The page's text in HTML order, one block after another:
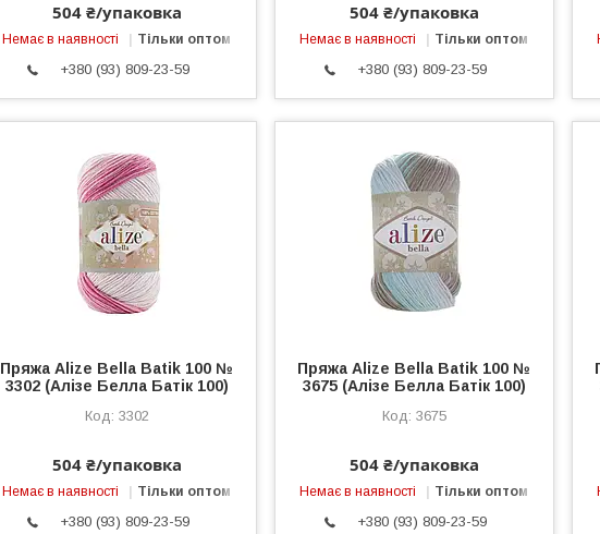
504 ₴/упаковка
Немає в наявності Тільки оптом
+380 (93) 809-23-59
504 ₴/упаковка
Немає в наявності Тільки оптом
+380 (93) 809-23-59
Пряжа Alize Bella Batik 100 №
3302 (Алізе Белла Батік 100)
3302
504 ₴/упаковка
Немає в наявності Тільки оптом
+380 (93) 809-23-59
Пряжа Alize Bella Batik 100 №
3675 (Алізе Белла Батік 100)
3675
504 ₴/упаковка
Немає в наявності Тільки оптом
+380 (93) 809-23-59